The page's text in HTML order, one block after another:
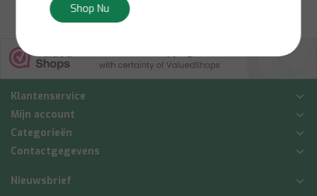
Klantenservice
Mijn account
Categorieën
Contactgegevens
Nieuwsbrief
Shop Nu